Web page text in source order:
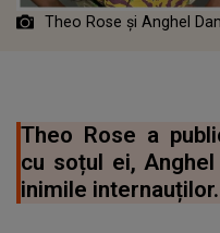
Theo Rose și Anghel
Theo Rose a
cu soțul ei,
inimile internauților.